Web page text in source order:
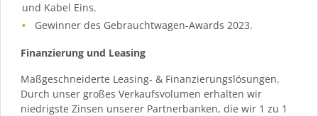
und Kabel Eins.
Gewinner des Gebrauchtwagen-Awards 2023.
Finanzierung und Leasing
Maßgeschneiderte Leasing- & Finanzierungslösungen.
Durch unser großes Verkaufsvolumen erhalten wir
niedrigste Zinsen unserer Partnerbanken, die wir 1 zu 1